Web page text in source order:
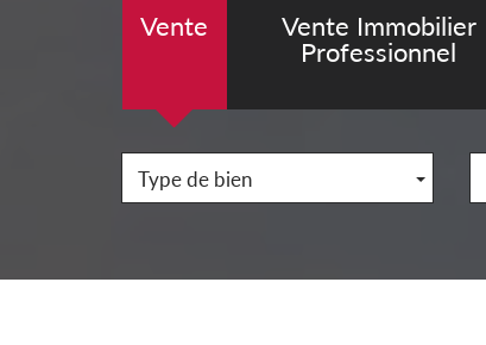
Vente
Vente Immobilier
Professionnel
Type de bien